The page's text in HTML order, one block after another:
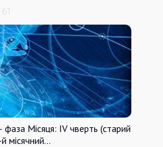
Місяця: IV чверть (старий
місячний…